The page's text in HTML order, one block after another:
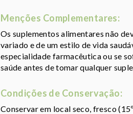
Menções Complementares:
Os suplementos alimentares não
variado e de um estilo de vida
especialidade farmacêutica ou se
saúde antes de tomar qualquer
Condições de Conservação:
Conservar em local seco, fresco